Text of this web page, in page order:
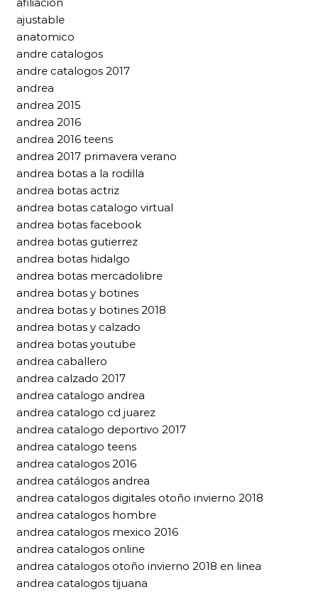
ajustable
anatomico
andre catalogos
andre catalogos 2017
andrea
andrea 2015
andrea 2016
andrea 2016 teens
andrea 2017 primavera verano
andrea botas a la rodilla
andrea botas actriz
andrea botas catalogo virtual
andrea botas facebook
andrea botas gutierrez
andrea botas hidalgo
andrea botas mercadolibre
andrea botas y botines
andrea botas y botines 2018
andrea botas y calzado
andrea botas youtube
andrea caballero
andrea calzado 2017
andrea catalogo andrea
andrea catalogo cd juarez
andrea catalogo deportivo 2017
andrea catalogo teens
andrea catalogos 2016
andrea catálogos andrea
andrea catalogos digitales otoño invierno 2018
andrea catalogos hombre
andrea catalogos mexico 2016
andrea catalogos online
andrea catalogos otoño invierno 2018 en linea
andrea catalogos tijuana